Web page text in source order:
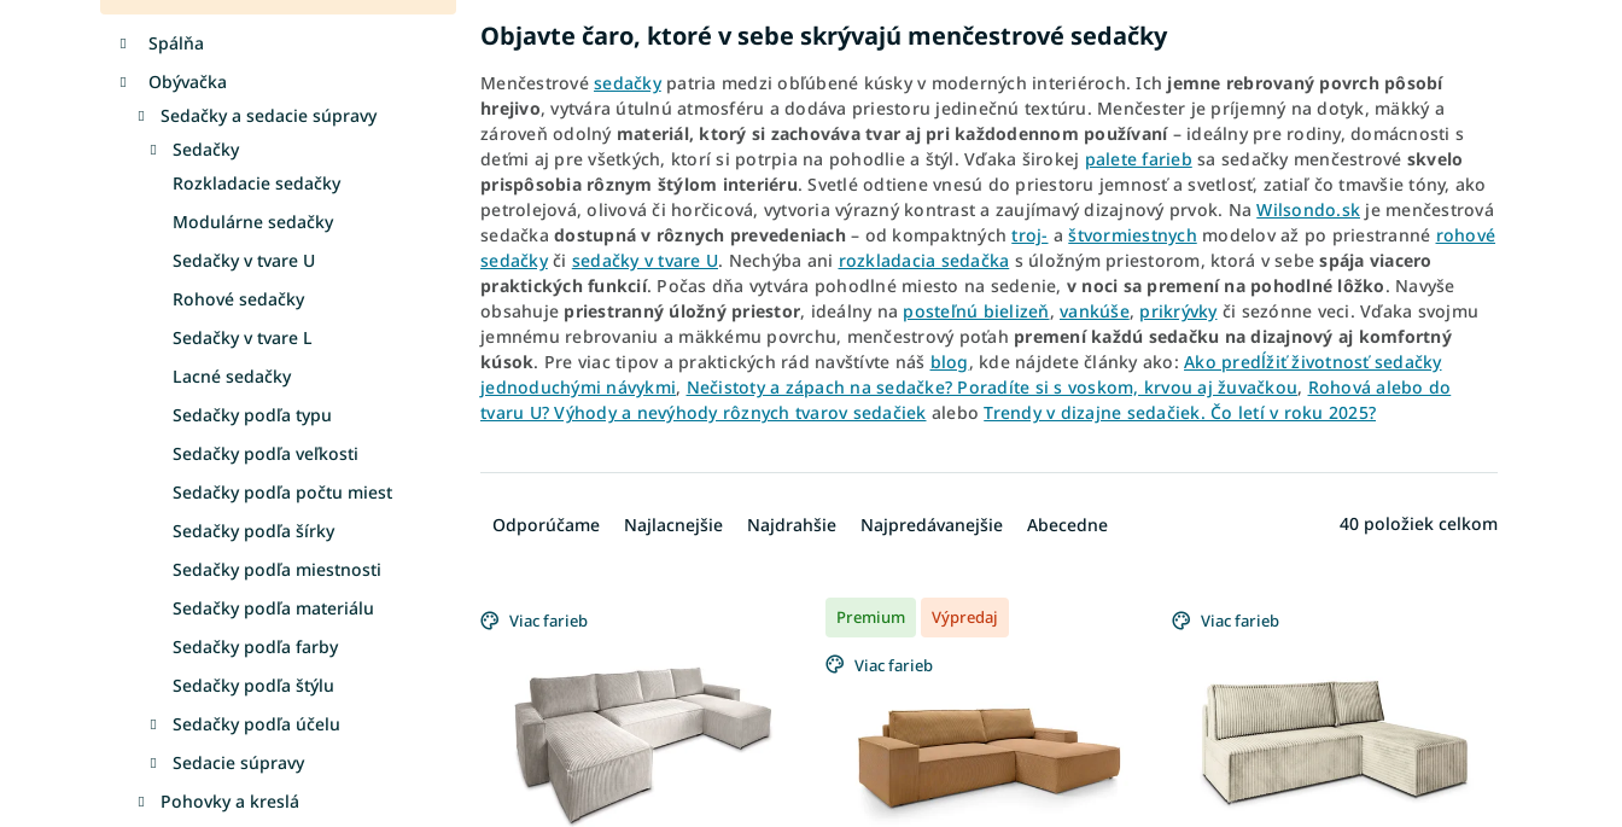
Spálňa
Obývačka
Sedačky a sedacie súpravy
Sedačky
Rozkladacie sedačky
Modulárne sedačky
Sedačky v tvare U
Rohové sedačky
Sedačky v tvare L
Lacné sedačky
Sedačky podľa typu
Sedačky podľa veľkosti
Sedačky podľa počtu miest
Sedačky podľa šírky
Sedačky podľa miestnosti
Sedačky podľa materiálu
Sedačky podľa farby
Sedačky podľa štýlu
Sedačky podľa účelu
Sedacie súpravy
Pohovky a kreslá
Objavte čaro, ktoré v sebe skrývajú menčestrové sedačky
Menčestrové sedačkypatria medzi obľúbené kúsky v moderných interiéroch. Ich jemne rebrovaný povrch pôsobí
hrejivo, vytvára útulnú atmosféru a dodáva priestoru jedinečnú textúru. Menčester je príjemný na dotyk, mäkký a
zároveň odolný materiál, ktorý si zachováva tvar aj pri každodennom používaní– ideálny pre rodiny, domácnosti s
deťmi aj pre všetkých, ktorí si potrpia na pohodlie a štýl. Vďaka širokej palete farieb sa sedačky menčestrové skvelo
prispôsobia rôznym štýlom interiéru. Svetlé odtiene vnesú do priestoru jemnosť a svetlosť, zatiaľ čo tmavšie tóny, ako
petrolejová, olivová či horčicová, vytvoria výrazný kontrast a zaujímavý dizajnový prvok. NaWilsondo.sk je menčestrová
sedačka dostupná v rôznych prevedeniach– od kompaktnýchtroj- aštvormiestnych modelov až po priestranné rohové
sedačkyči sedačky v tvare U. Nechýba ani rozkladacia sedačka s úložným priestorom, ktorá v sebespája viacero
praktických funkcií. Počas dňa vytvára pohodlné miesto na sedenie, v noci sa premení na pohodlné lôžko. Navyše
obsahuje priestranný úložný priestor, ideálny na posteľnú bielizeň, vankúše, prikrývkyči sezónne veci. Vďaka svojmu
jemnému rebrovaniu a mäkkému povrchu, menčestrový poťah premení každú sedačku na dizajnový aj komfortný
kúsok. Pre viac tipov a praktických rád navštívte náš blog, kde nájdete články ako: Ako predĺžiť životnosť sedačky
jednoduchými návykmi, Nečistoty a zápach na sedačke? Poradíte si s voskom, krvou aj žuvačkou, Rohová alebo do
tvaru U? Výhody a nevýhody rôznych tvarov sedačiek aleboTrendy v dizajne sedačiek. Čo letí v roku 2025?
a
i
Odporúčame Najlacnejšie Najdrahšie Najpredávanejšie Abecedne 40 položiek celkom
ý
Viac farieb Premium Výpredaj
Viac farieb
Viac farieb